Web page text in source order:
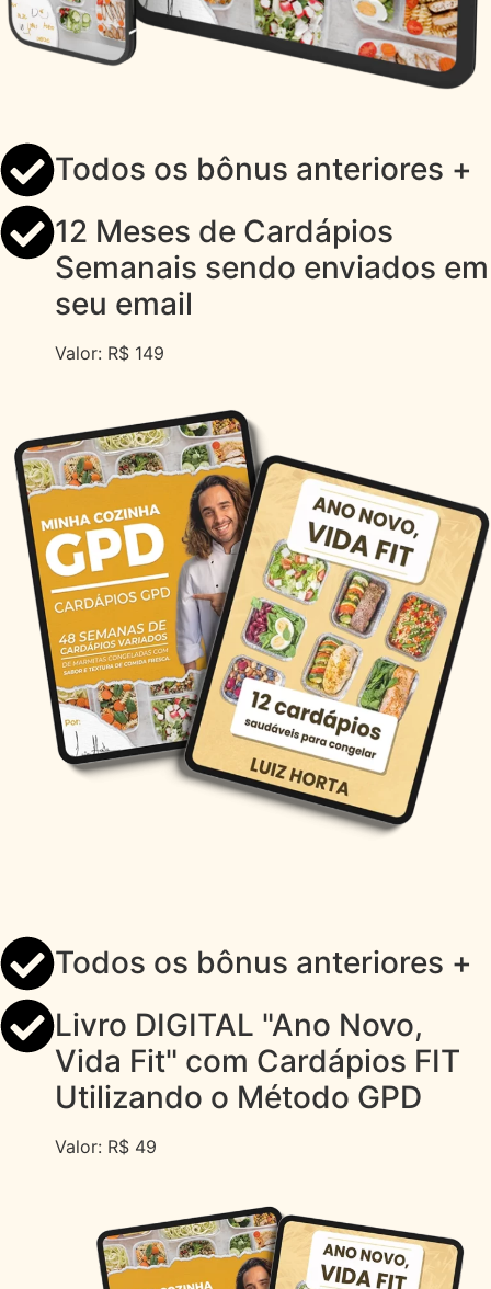
Todos os bônus anteriores +
12 Meses de Cardápios
Semanais sendo enviados em
seu email
Valor: R$ 149
Todos os bônus anteriores +
Livro DIGITAL "Ano Novo,
Vida Fit" com Cardápios FIT
Utilizando o Método GPD
Valor: R$ 49